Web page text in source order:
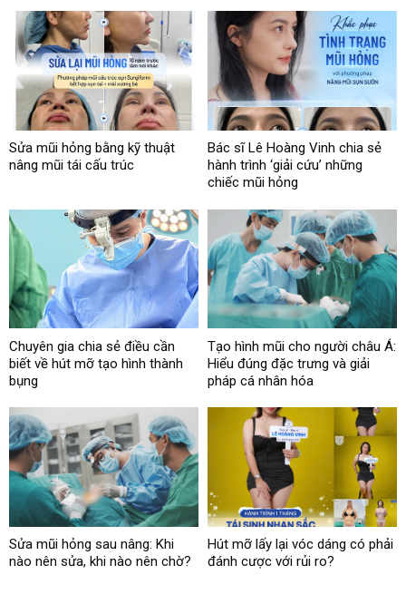
Sửa mũi hỏng bằng kỹ thuật
nâng mũi tái cấu trúc
Bác sĩ Lê Hoàng Vinh chia sẻ
hành trình ‘giải cứu’ những
chiếc mũi hỏng
Chuyên gia chia sẻ điều cần
biết về hút mỡ tạo hình thành
bụng
Tạo hình mũi cho người châu Á:
Hiểu đúng đặc trưng và giải
pháp cá nhân hóa
Sửa mũi hỏng sau nâng: Khi
nào nên sửa, khi nào nên chờ?
Hút mỡ lấy lại vóc dáng có phải
đánh cược với rủi ro?